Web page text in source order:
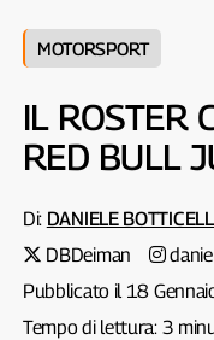
MOTORSPORT
IL ROSTER
RED BULL
Di: DANIELE
DBDeiman
Pubblicato il 18
Tempo di lettura: 3